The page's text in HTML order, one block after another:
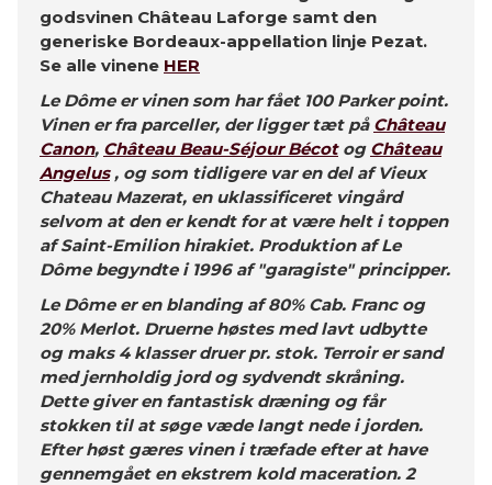
godsvinen Château Laforge samt den
generiske Bordeaux-appellation linje Pezat.
Se alle vinene HER
Le Dôme er vinen som har fået 100 Parker point.
Vinen er fra parceller, der ligger tæt på Château
Canon, Château Beau-Séjour Bécotog Château
Angelus, og som tidligere var en del af Vieux
Chateau Mazerat, en uklassificeret vingård
selvom at den er kendt for at være helt i toppen
af Saint-Emilion hirakiet. Produktion af Le
Dôme begyndte i 1996 af "garagiste" principper.
Le Dôme er en blanding af 80% Cab. Franc og
20% Merlot. Druerne høstes med lavt udbytte
og maks 4 klasser druer pr. stok. Terroir er sand
med jernholdig jord og sydvendt skråning.
Dette giver en fantastisk dræning og får
stokken til at søge væde langt nede i jorden.
Efter høst gæres vinen i træfade efter at have
gennemgået en ekstrem kold maceration. 2